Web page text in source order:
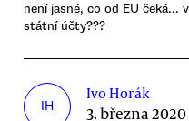
není jasné, co od EU čeká...
státní účty???
IH
Ivo Horák
3. března 2020